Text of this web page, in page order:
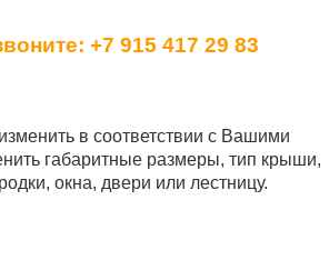
+7 915 417 29 83
в соответствии с Вашими
габаритные размеры, тип крыши,
окна, двери или лестницу.